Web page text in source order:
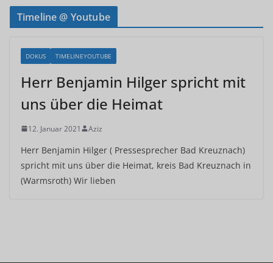
Timeline @ Youtube
DOKUS TIMELINEYOUTUBE
Herr Benjamin Hilger spricht mit
uns über die Heimat
12. Januar 2021 Aziz
Herr Benjamin Hilger ( Pressesprecher Bad Kreuznach)
spricht mit uns über die Heimat, kreis Bad Kreuznach in
(Warmsroth) Wir lieben